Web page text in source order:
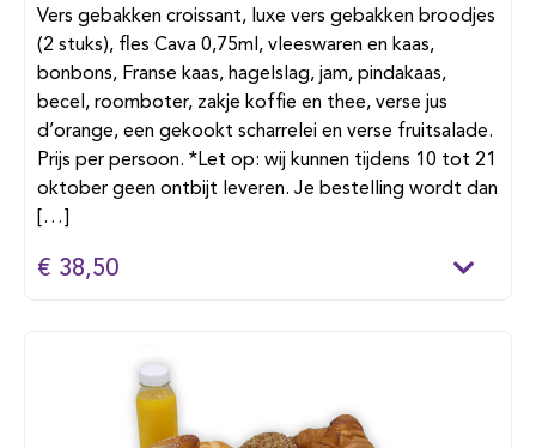
Vers gebakken croissant, luxe vers gebakken broodjes
(2 stuks), fles Cava 0,75ml, vleeswaren en kaas,
bonbons, Franse kaas, hagelslag, jam, pindakaas,
becel, roomboter, zakje koffie en thee, verse jus
d’orange, een gekookt scharrelei en verse fruitsalade.
Prijs per persoon. *Let op: wij kunnen tijdens 10 tot 21
oktober geen ontbijt leveren. Je bestelling wordt dan
[…]
€ 38,50